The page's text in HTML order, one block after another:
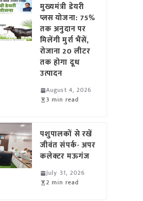
मुख्यमंत्री डेयरी
प्लस योजना: 75%
तक अनुदान पर
मिलेंगी मुर्रा भैंसें,
रोजाना 20 लीटर
तक होगा दूध
उत्पादन
August 4, 2026
3 min read
पशुपालकों से रखें
जीवंत संपर्क- अपर
कलेक्टर मऊगंज
July 31, 2026
2 min read